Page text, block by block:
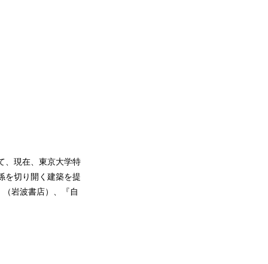
、現在、東京大学特
を切り開く建築を提
岩波書店）、『自